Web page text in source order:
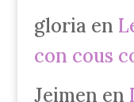
gloria en
con cous
Jeimen en